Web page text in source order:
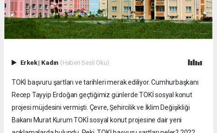
Erkek| Kadın (Haberi Sesli Oku)
TOKİ başvuru şartları ve tarihleri merak ediliyor. Cumhurbaşkanı
Recep Tayyip Erdoğan geçtiğimiz günlerde TOKİ sosyal konut
projesi müjdesini vermişti. Çevre, Şehircilik ve İklim Değişikliği
Bakanı Murat Kurum TOKİ sosyal konut projesine dair yeni